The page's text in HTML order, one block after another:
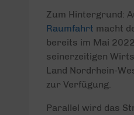
Zum Hintergrund:
Raumfahrt macht
bereits im Mai
seinerzeitigen
Land Nordrhein-
zur Verfügung.
Parallel wird das